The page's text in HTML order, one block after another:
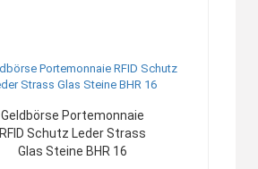
Geldbörse Portemonnaie
RFID Schutz Leder Strass
Glas Steine BHR 16